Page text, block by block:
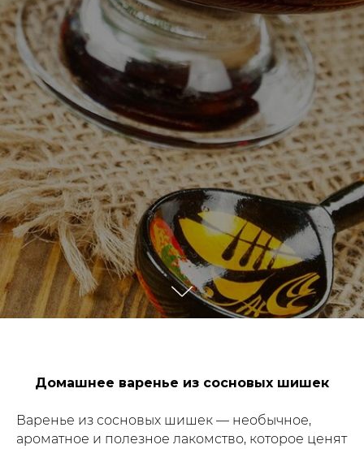
Домашнее варенье из сосновых шишек
Варенье из сосновых шишек — необычное,
ароматное и полезное лакомство, которое ценят